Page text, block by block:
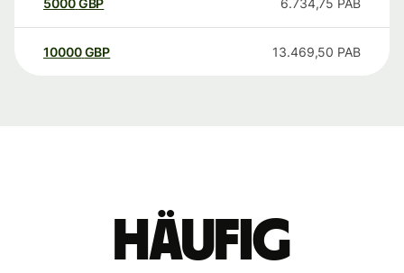
5000GBP 6.734,75 PAB
10000 GBP 13.469,50 PAB
Häufig